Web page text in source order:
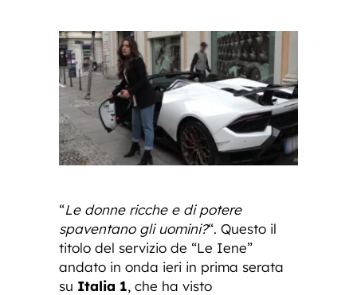
“Le donne ricche e di potere
spaventano gli uomini?“. Questo il
titolo del servizio de “Le Iene”
andato in onda ieri in prima serata
su Italia 1, che ha visto